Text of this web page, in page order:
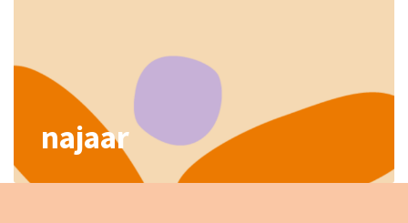
najaar